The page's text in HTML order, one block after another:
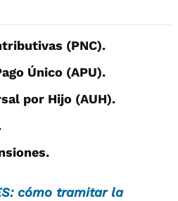
(PNC).
Único (APU).
por Hijo (AUH).
cómo tramitar la